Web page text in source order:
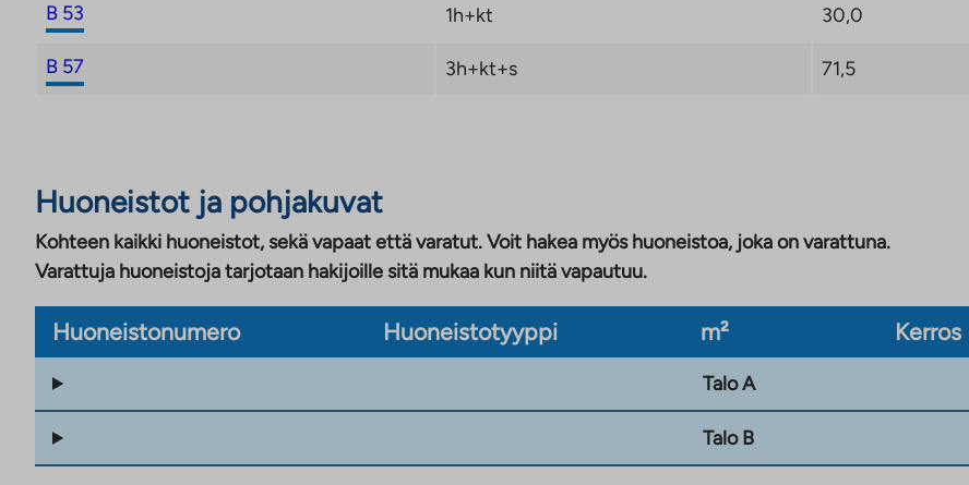
B 53 1h+kt 30,0
B 57 3h+kt+s 71,5
Huoneistot ja pohjakuvat
Kohteen kaikki huoneistot, sekä vapaat että varatut. Voit hakea myös huoneistoa, joka on varattuna.
Varattuja huoneistoja tarjotaan hakijoille sitä mukaa kun niitä vapautuu.
Huoneistonumero Huoneistotyyppi m² Kerros
Talo A
Talo B